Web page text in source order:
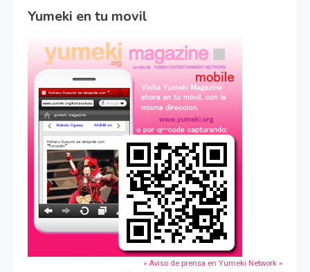
Yumeki en tu movil
» Aviso de prensa en Yumeki Network »